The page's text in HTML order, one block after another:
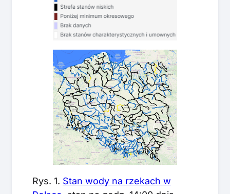
Rys. 1. Stan wody na rzekach w